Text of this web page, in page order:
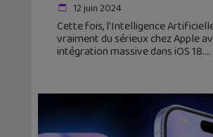
12 juin 2024
Cette fois, l'Intelligence
vraiment du sérieux chez Apple
intégration massive dans iOS 18.